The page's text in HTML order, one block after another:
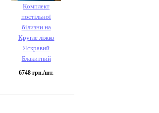
Комплект
постільної
білизни на
Кругле ліжко
Яскравий
Блакитний
6748 грн./шт.